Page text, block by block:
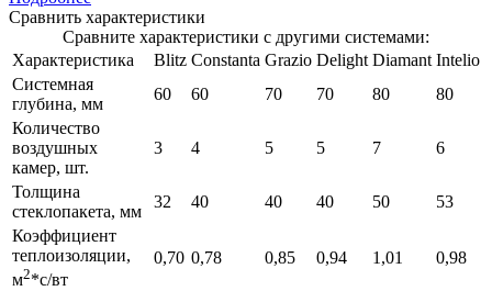
Сравнить характеристики
Сравните характеристики с другими системами:
Характеристика
Blitz Constanta Grazio Delight Diamant Intelio
Системная
глубина, мм
60 60 70 70 80
80
Количество
воздушных
камер, шт.
3 4 5 5 7 6
Толщина
стеклопакета, мм
32 40 40 40 50
53
Коэффициент
теплоизоляции,
м2*с/вт
0,70 0,78 0,85 0,94 1,01 0,98